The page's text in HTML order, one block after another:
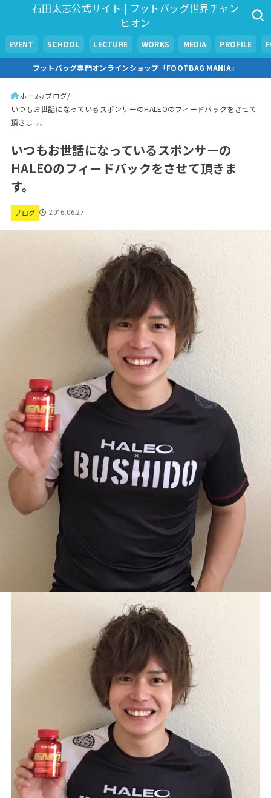
石田太志公式サイト | フットバッグ世界チャン
ピオン
EVENT SCHOOL LECTURE WORKS MEDIA PROFILE
フットバッグ専門オンラインショップ「FOOTBAG MANIA」
ホーム ブログ
いつもお世話になっているスポンサーのHALEOのフィードバックをさせて
頂きます。
いつもお世話になっているスポンサーの
HALEOのフィードバックをさせて頂きま
す。
ブログ 2016.06.27